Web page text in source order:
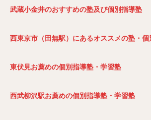
武蔵小金井のおすすめの塾及び個別指導塾
西東京市（田無駅）にあるオススメの塾・個
東伏見お薦めの個別指導塾・学習塾
西武柳沢駅お薦めの個別指導塾・学習塾